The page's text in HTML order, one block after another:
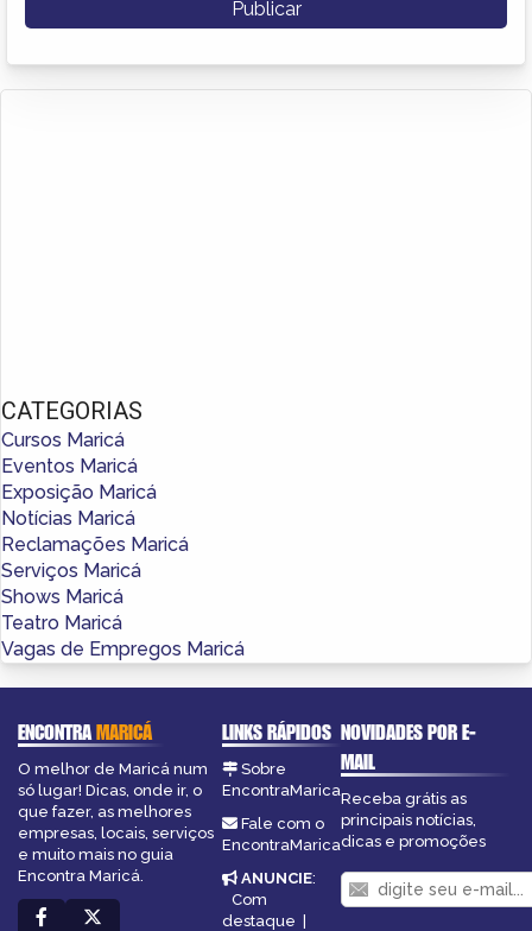
CATEGORIAS
Cursos Maricá
Eventos Maricá
Exposição Maricá
Notícias Maricá
Reclamações Maricá
Serviços Maricá
Shows Maricá
Teatro Maricá
Vagas de Empregos Maricá
ENCONTRAMARICÁ
O melhor de Maricá num
só lugar! Dicas, onde ir, o
que fazer, as melhores
empresas, locais, serviços
e muito mais no guia
Encontra Maricá.
LINKS RÁPIDOS
Sobre
EncontraMarica
Fale com o
EncontraMarica
ANUNCIE:
Com
destaque
NOVIDADES POR E-
MAIL
Receba grátis as
principais notícias,
dicas e promoções